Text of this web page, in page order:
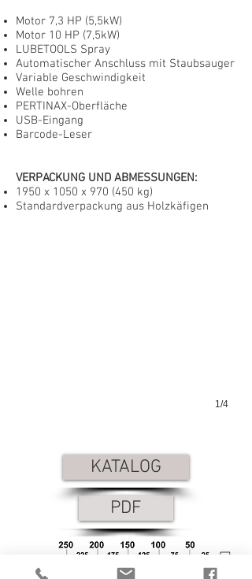
Motor 7,3 HP (5,5kW)
Motor 10 HP (7,5kW)
LUBETOOLS Spray
Automatischer Anschluss mit Staubsauger
Variable Geschwindigkeit
Welle bohren
PERTINAX-Oberfläche
USB-Eingang
Barcode-Leser
VERPACKUNG UND ABMESSUNGEN:
1950 x 1050 x 970 (450 kg)
Standardverpackung aus Holzkäfigen
OPTION:ZERO POINT
1/4
KATALOG
PDF